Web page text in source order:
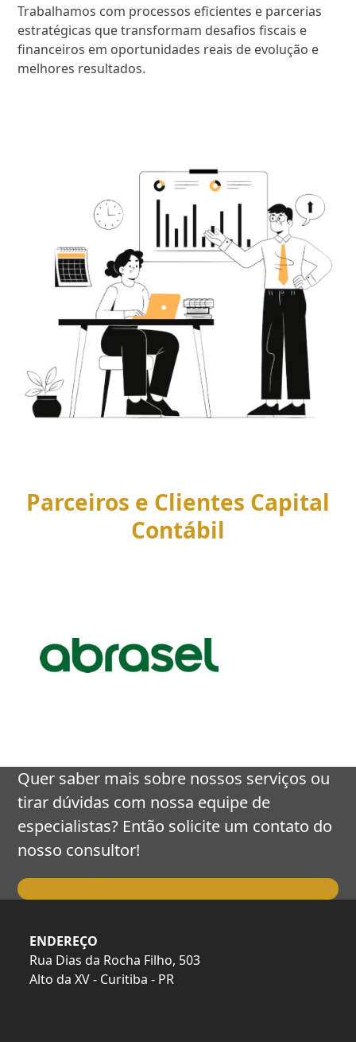
Trabalhamos com processos eficientes e parcerias
estratégicas que transformam desafios fiscais e
financeiros em oportunidades reais de evolução e
melhores resultados.
Parceiros e Clientes Capital
Contábil
right
carousel
navigation
buttons
Quer saber mais sobre nossos serviços ou
tirar dúvidas com nossa equipe de
especialistas? Então solicite um contato do
nosso consultor!
ENDEREÇO
Rua Dias da Rocha Filho, 503
Alto da XV - Curitiba - PR